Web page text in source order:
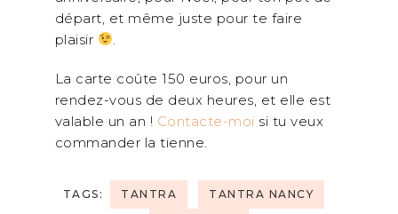
départ, et même juste pour te faire
plaisir
.
La carte coûte 150 euros, pour un
rendez-vous de deux heures, et elle est
valable un an ! Contacte-moi si tu veux
commander la tienne.
TAGS: TANTRA TANTRA NANCY